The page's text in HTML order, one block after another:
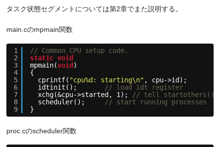
タスク状態セグメントについては第2章でまた説明する。
main.cのmpmain関数
1
2
3
4
5
6
7
8
9
// Common CPU setup code.
static void
mpmain(void )
{
cprintf( "cpu%d: starting\n" , cpu->id);
idtinit();
// load idt register
xchg(&cpu->started, 1);
// tell startothers()
scheduler();
// start running processes
}
proc.cのscheduler関数